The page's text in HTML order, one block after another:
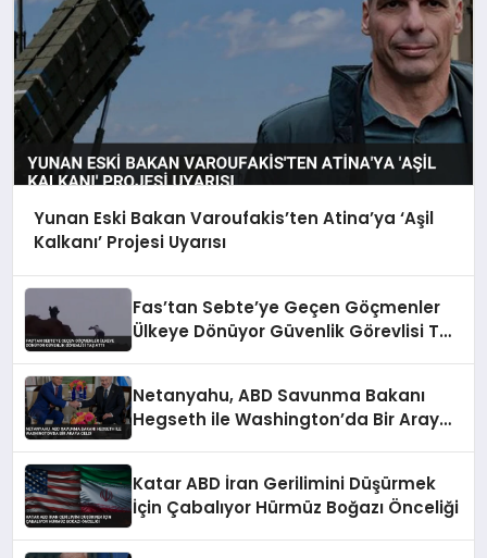
Yunan Eski Bakan Varoufakis’ten Atina’ya ‘Aşil
Kalkanı’ Projesi Uyarısı
Fas’tan Sebte’ye Geçen Göçmenler
Ülkeye Dönüyor Güvenlik Görevlisi Taş
Netanyahu, ABD Savunma Bakanı
Hegseth ile Washington’da Bir Araya
Katar ABD İran Gerilimini Düşürmek
İçin Çabalıyor Hürmüz Boğazı Önceliği